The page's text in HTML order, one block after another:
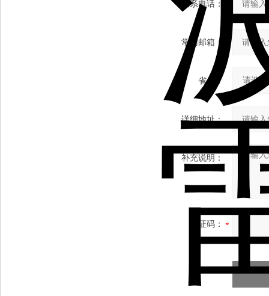
联系电话：
常用邮箱：
省份：
详细地址：
补充说明：
验证码：